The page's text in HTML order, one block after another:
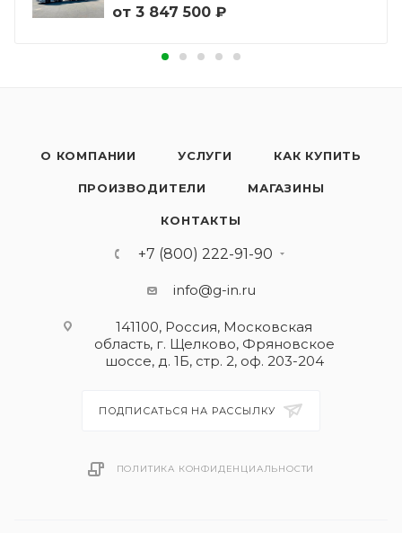
от 3 847 500 ₽
О КОМПАНИИ УСЛУГИ КАК КУПИТЬ
ПРОИЗВОДИТЕЛИ МАГАЗИНЫ
КОНТАКТЫ
+7 (800) 222-91-90
info@g-in.ru
141100, Россия, Московская
область, г. Щелково, Фряновское
шоссе, д. 1Б, стр. 2, оф. 203-204
ПОДПИСАТЬСЯ НА РАССЫЛКУ
ПОЛИТИКА КОНФИДЕНЦИАЛЬНОСТИ